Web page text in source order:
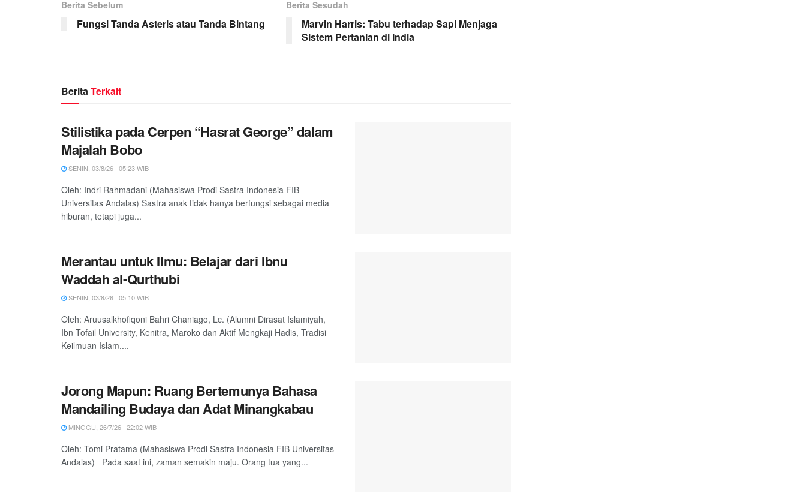
Berita Sebelum
Fungsi Tanda Asteris atau Tanda Bintang
Berita Sesudah
Marvin Harris: Tabu terhadap Sapi Menjaga
Sistem Pertanian di India
BeritaTerkait
Stilistika pada Cerpen “Hasrat George” dalam
Majalah Bobo
SENIN, 03/8/26 | 05:23 WIB
Oleh: Indri Rahmadani (Mahasiswa Prodi Sastra Indonesia FIB
Universitas Andalas) Sastra anak tidak hanya berfungsi sebagai media
hiburan, tetapi juga...
Merantau untuk Ilmu: Belajar dari Ibnu
Waddah al-Qurthubi
SENIN, 03/8/26 | 05:10 WIB
Oleh: Aruusalkhofiqoni Bahri Chaniago, Lc. (Alumni Dirasat Islamiyah,
Ibn Tofail University, Kenitra, Maroko dan Aktif Mengkaji Hadis, Tradisi
Keilmuan Islam,...
Jorong Mapun: Ruang Bertemunya Bahasa
Mandailing Budaya dan Adat Minangkabau
MINGGU, 26/7/26 | 22:02 WIB
Oleh: Tomi Pratama (Mahasiswa Prodi Sastra Indonesia FIB Universitas
Andalas) Pada saat ini, zaman semakin maju. Orang tua yang...